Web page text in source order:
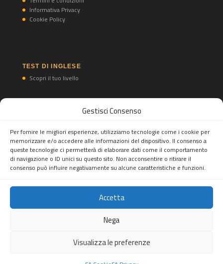
Gestisci Consenso
Per fornire le migliori esperienze, utilizziamo tecnologie come i cookie per
memorizzare e/o accedere alle informazioni del dispositivo. Il consenso a
queste tecnologie ci permetterà di elaborare dati come il comportamento
di navigazione o ID unici su questo sito. Non acconsentire o ritirare il
consenso può influire negativamente su alcune caratteristiche e funzioni.
Accetta
Nega
Visualizza le preferenze
Informativa Privacy
Cookie Policy
TEST DI INGLESE
Scopri il tuo livello
TEST DI SPAGNOLO
Feel Abroad snc
- Mail:info@feelabroad.it
10520990960